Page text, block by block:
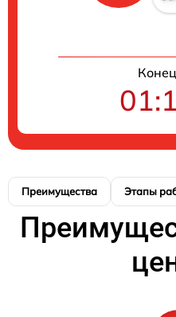
Преимущества Этапы